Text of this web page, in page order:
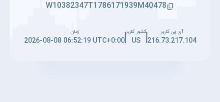
W10382347T1786171939M40478
آی پی کاربر
216.73.217.104
کشور کاربر
US
زمان
2026-08-08 06:52:19 UTC+0:00